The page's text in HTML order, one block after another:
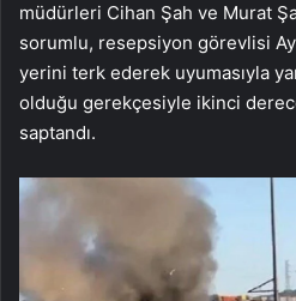
müdürleri Cihan Şah ve Murat
sorumlu, resepsiyon görevlisi
yerini terk ederek uyumasıyla
olduğu gerekçesiyle ikinci
saptandı.